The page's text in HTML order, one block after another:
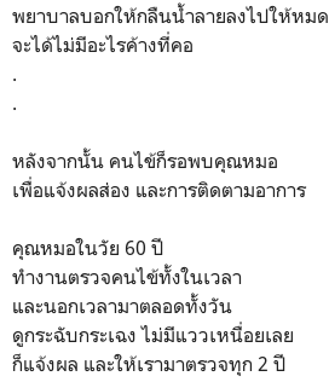
พยาบาลบอกให้กลืนน้ำลายลงไปให้หมด
จะได้ไม่มีอะไรค้างที่คอ
.
.
หลังจากนั้น คนไข้ก็รอพบคุณหมอ
เพื่อแจ้งผลส่อง และการติดตามอาการ
คุณหมอในวัย 60 ปี
ทำงานตรวจคนไข้ทั้งในเวลา
และนอกเวลามาตลอดทั้งวัน
ดูกระฉับกระเฉง ไม่มีแววเหนื่อยเลย
ก็แจ้งผล และให้เรามาตรวจทุก 2 ปี